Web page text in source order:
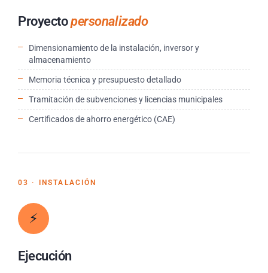
Proyectopersonalizado
Dimensionamiento de la instalación, inversor y
almacenamiento
Memoria técnica y presupuesto detallado
Tramitación de subvenciones y licencias municipales
Certificados de ahorro energético (CAE)
03 · INSTALACIÓN
⚡
Ejecución